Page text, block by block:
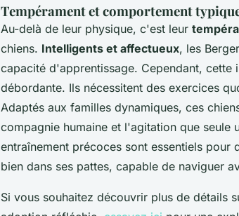
Tempérament et comportement
Au-delà de leur physique, c'est leur
chiens. Intelligents et affectueux, les
capacité d'apprentissage. Cependant,
débordante. Ils nécessitent des exercices
Adaptés aux familles dynamiques, ces
compagnie humaine et l'agitation que
entraînement précoces sont essentiels
bien dans ses pattes, capable de naviguer
Si vous souhaitez découvrir plus de détails